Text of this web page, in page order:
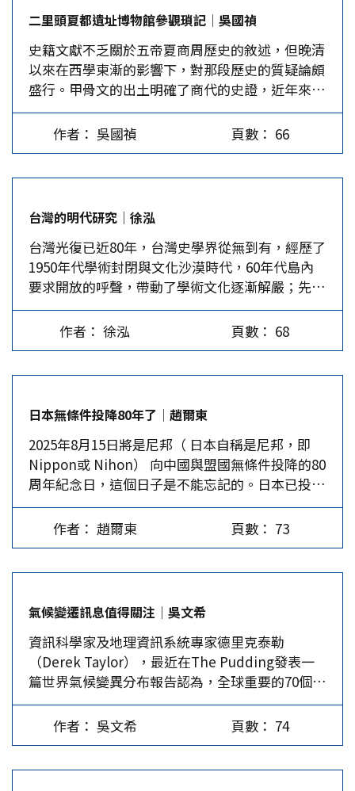
一的價值也是如此。大陸主張兩岸融合發展既要著
眼大局大勢，又要注重落實落細；要加強兩岸交流
合作，加大文化交流力度，把工作做到廣大台灣民
眾的心裡，增進台灣民眾對民族、對國家的認知和
感情。…
乃一線之隔，美國目前正陷入民粹主義與反智陷阱
中，形成一股強大的「反建制風潮」，甚至否定過
去的民主論述，改由領導人憑個人直覺與隨機智慧
決定國家的大政方針。台灣同樣因民粹與反智而陷
入空前的困境，憲政主義、分權制衡的自由民主機
制備受挑戰，而制度主義的韌性也面臨艱鉅考驗。
第三、在制度選擇上，學術界與實務界已有例證認
定，美國式的「總統制」對民主與法治不利。同樣
的「少數全拿」，都對民主穩定、權責相符、治理
績效造成負面影響。基於此，在憲政體制的規劃與
改革任務上，必須依據自身條件與實踐經驗做細緻
的檢討，進而尋思最符合當前需要的政治制度。…
濟體制將會保留。另外，台灣實行地方自治，有各
種各樣的地方選舉，也必須予以保留。 1981年
「葉九條」發表前，筆者受國務院邀請回國，在北
京鐵獅子胡同孫中山先生的故居，與日後社科院台
灣研究所的骨幹，進行了一個星期的交流討論。當
時筆者提出了幾點看法：(1)與國民黨對等談判，
理由是國民黨是執政黨，同時其黨員85%為台籍；
(2)統一後，台灣應改為特別行政區，給予台灣高
葉劍英發表了《關於台灣回歸祖國實現和平統一的
方針政策》（簡稱「 葉九條」）的劃時代文件。
之後在這個基礎上，鄧小平總結為…
二里頭夏都遺址博物館參觀瑣記│吳國禎
史籍文獻不乏關於五帝夏商周歷史的敘述，但晚清
以來在西學東漸的影響下，對那段歷史的質疑論頗
盛行。甲骨文的出土明確了商代的史證，近年來夏
代時期的考古工作也成果豐碩，展示在位於洛陽市
偃師區的「二里頭夏都遺址博物館」中。 文獻上
的夏代 史書對夏代歷史敘述如下： 1.大禹治水，
紀》中有詳細的敘述。 2.禹都陽城：《史記－夏本
紀》記載，「禹辭避舜之子商均於陽城」，是說舜
要禪讓給禹，禹意讓予舜的兒子商均，而避居陽
城，但諸侯歸心禹，禹遂即位，國號「夏后」，姓
姒氏。…
作者： 吳國禎 頁數： 66
台灣的明代研究│徐泓
台灣光復已近80年，台灣史學界從無到有，經歷了
1950年代學術封閉與文化沙漠時代，60年代島內
要求開放的呼聲，帶動了學術文化逐漸解嚴；先是
開放1949年前大陸學者的著作，接著是西方與日本
新史學的輸入。隨者1987年解嚴，大陸學者的著作
大量湧入，台灣史學界與世界史學潮流接軌。尤其
餘之初百廢待舉。由於日據時期台灣唯一大學―台
北帝國大學的史學科不收台灣人，史學界除少數日
本教授外並無台灣學者。台灣的史學教研全靠大陸
來台的歷史學者如夏德儀、沈剛伯、劉崇鋐、徐子
明、郭廷以、李宗侗、姚從吾、方豪、張貴永等，
加上從日本留學回來的本土學者楊雲萍、陳荊和
等，從零做起。首先成立台灣大學歷史系，後來陸
續成立的台灣師大、政治大學、成功大學、東海大
創辦。台灣史學界的另一源頭是隨國府遷台，座落
在台北南港的中央研究院歷史語言研究所。 至於
史學界發表研究成果的園地，則是1950年代初台大
創辦的《文史哲學報》及史語所復刊的《史語所集
刊》，但這二學報基本上只收內稿，一般學者發表
的學術期刊，則是《大陸雜誌》，因它園地公開，
又是半月刊，作者與讀者較多，影響較大。 封閉
的1950年代 1950年代國府遷台初期風雨飄搖，在
作者： 徐泓 頁數： 68
日本無條件投降80年了│趙爾東
2025年8月15日將是尼邦（ 日本自稱是尼邦，即
Nippon或 Nihon） 向中國與盟國無條件投降的80
周年紀念日，這個日子是不能忘記的。日本已投降
80年了，一向愛好和平，講求「己所不欲勿施於
人」的中國人，無需記恨日本，但日本到現在還沒
有勇氣承認、悔改其二戰時的犯罪行為。曾為二戰
有希望的民族。…
作者： 趙爾東 頁數： 73
氣候變遷訊息值得關注│吳文希
資訊科學家及地理資訊系統專家德里克泰勒
（Derek Taylor），最近在The Pudding發表一
篇世界氣候變異分布報告認為，全球重要的70個大
城市的氣候區域到2070年將有所改變，如原屬溫帶
的洛杉磯因增溫3 C之故變成為乾旱的沙漠地域；
原屬於寒冷地區的北歐國家會轉變成溫帶地區；莫
作者： 吳文希 頁數： 74